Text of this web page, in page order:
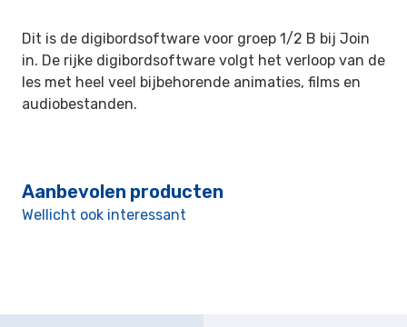
Dit is de digibordsoftware voor groep 1/2 B bij Join
in. De rijke digibordsoftware volgt het verloop van de
les met heel veel bijbehorende animaties, films en
audiobestanden.
Aanbevolen producten
Wellicht ook interessant